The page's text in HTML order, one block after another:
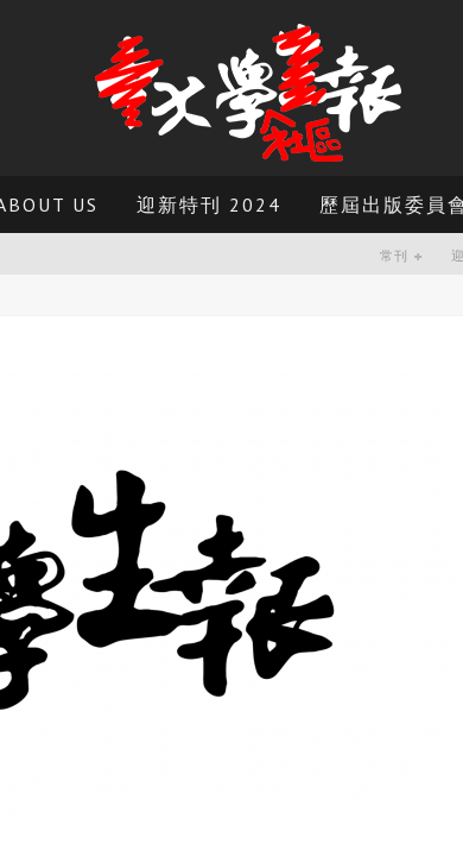
US 迎新特刊 2024 歷屆出版委員
常刊